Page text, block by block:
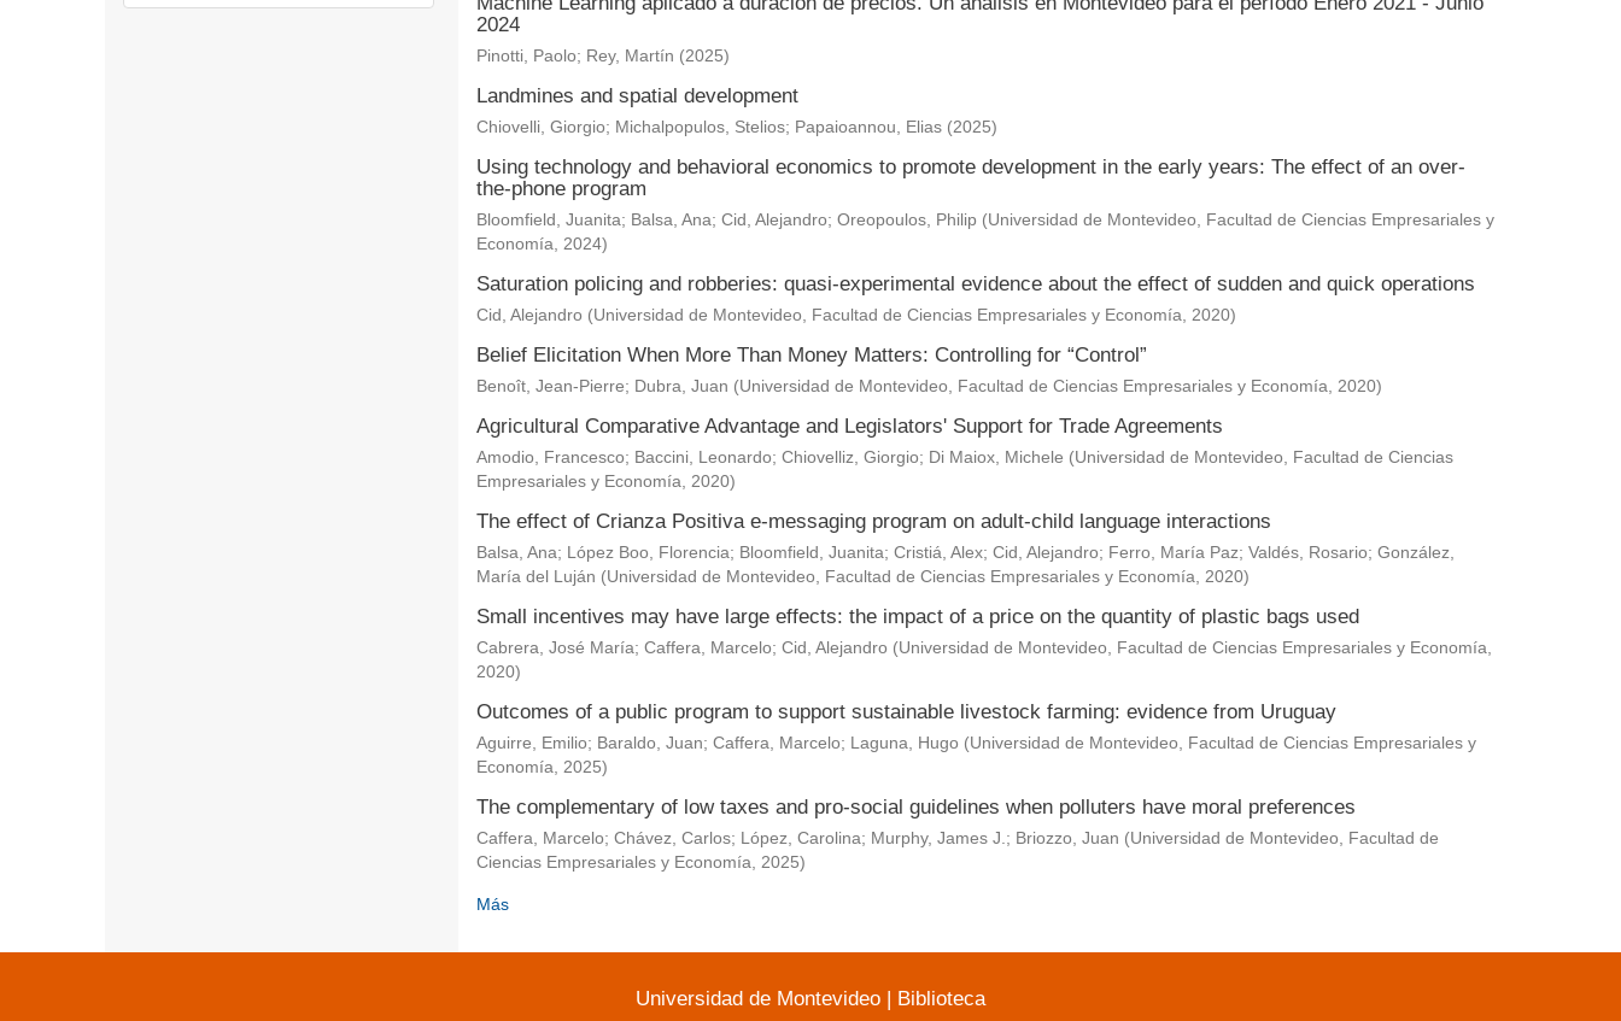
2024
Pinotti, Paolo; Rey, Martín (2025)
Landmines and spatial development
Chiovelli, Giorgio; Michalpopulos, Stelios; Papaioannou, Elias (2025)
Using technology and behavioral economics to promote development in the early years: The effect of an over-
the-phone program
Bloomfield, Juanita; Balsa, Ana; Cid, Alejandro; Oreopoulos, Philip (Universidad de Montevideo, Facultad de Ciencias Empresariales y
Economía, 2024)
Saturation policing and robberies: quasi-experimental evidence about the effect of sudden and quick operations
Cid, Alejandro (Universidad de Montevideo, Facultad de Ciencias Empresariales y Economía, 2020)
Belief Elicitation When More Than Money Matters: Controlling for “Control”
Benoît, Jean-Pierre; Dubra, Juan (Universidad de Montevideo, Facultad de Ciencias Empresariales y Economía, 2020)
Agricultural Comparative Advantage and Legislators' Support for Trade Agreements
Amodio, Francesco; Baccini, Leonardo; Chiovelliz, Giorgio; Di Maiox, Michele (Universidad de Montevideo, Facultad de Ciencias
Empresariales y Economía, 2020)
The effect of Crianza Positiva e-messaging program on adult-child language interactions
Balsa, Ana; López Boo, Florencia; Bloomfield, Juanita; Cristiá, Alex; Cid, Alejandro; Ferro, María Paz; Valdés, Rosario; González,
María del Luján (Universidad de Montevideo, Facultad de Ciencias Empresariales y Economía, 2020)
Small incentives may have large effects: the impact of a price on the quantity of plastic bags used
Cabrera, José María; Caffera, Marcelo; Cid, Alejandro (Universidad de Montevideo, Facultad de Ciencias Empresariales y Economía,
2020)
Outcomes of a public program to support sustainable livestock farming: evidence from Uruguay
Aguirre, Emilio; Baraldo, Juan; Caffera, Marcelo; Laguna, Hugo (Universidad de Montevideo, Facultad de Ciencias Empresariales y
Economía, 2025)
The complementary of low taxes and pro-social guidelines when polluters have moral preferences
Caffera, Marcelo; Chávez, Carlos; López, Carolina; Murphy, James J.; Briozzo, Juan (Universidad de Montevideo, Facultad de
Ciencias Empresariales y Economía, 2025)
Más
Universidad de Montevideo | Biblioteca